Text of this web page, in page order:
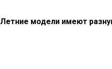
Летние модели имеют